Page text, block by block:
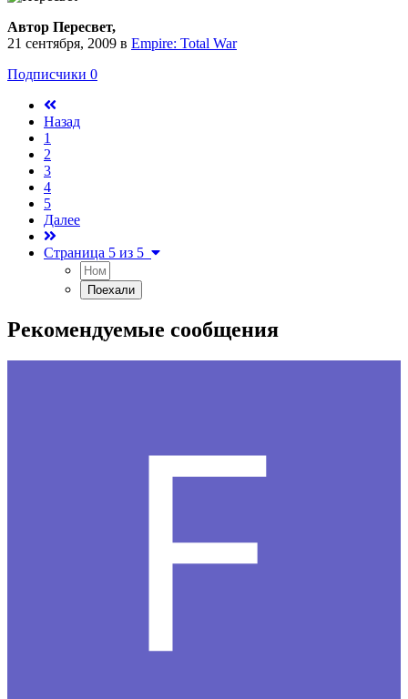
Автор Пересвeт,
21 сентября, 2009 в Empire: Total War
Подписчики 0
Назад
1
2
3
4
5
Далее
Страница 5 из 5
Рекомендуемые сообщения